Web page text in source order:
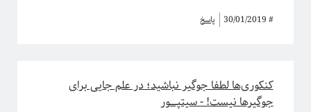
#
30/01/2019 پاسخ
کنکوری‌ها لطفا جوگیر نباشید؛ در علم جایی برای
جوگیرها نیست! - سیتپـــــور